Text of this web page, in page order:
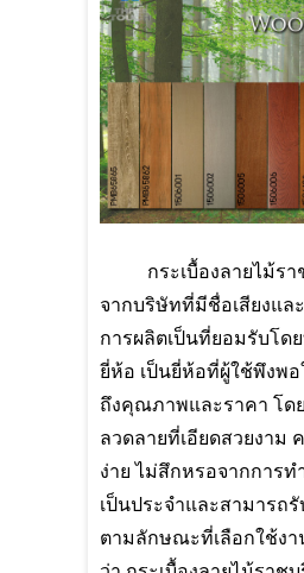
กระเบื้องลายไม้รา
จากบริษัทที่มีชื่อเสียงแ
การผลิตเป็นที่ยอมรับโด
ยี่ห้อ เป็นยี่ห้อที่ผู้ใช้พึงพ
ถึงคุณภาพและราคา โด
ลวดลายที่เอียดสวยงาม
ง่าย ไม่สึกหรอจากการ
เป็นประจำและสามารถ
ตามลักษณะที่เลือกใช้งา